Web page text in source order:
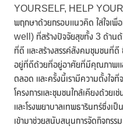
YOURSELF, HELP YOUR
พฤกษาด้วยกรอบแนวคิด ใส่ใจเ
well) ที่สร้างปัจจัยสุขทั้ง 3 ด้าน
ที่ดี และสร้างสรรค์สังคมชุมชนที่
อยู่ที่ดีด้วยที่อยู่อาศัยที่มีคุณภาพแ
ตลอด และครั้งนี้เรามีความตั้งใจ
โครงการและชุมชนใกล้เคียงด้วย
และโรงพยาบาลเทพธารินทร์ซึ่งเ
เข้ามาช่วยสนับสนุนการจัดกิจกรร